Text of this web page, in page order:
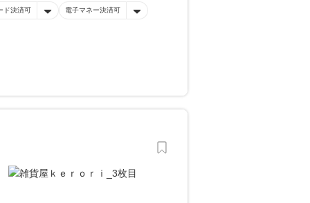
ド決済可 電子マネー決済可